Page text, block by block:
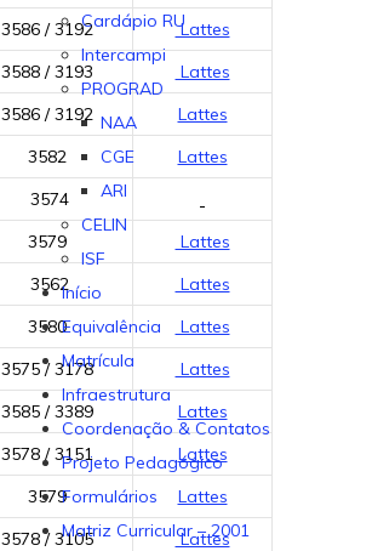
3586 / 3192
Lattes
3588 / 3193
Lattes
3586 / 3192
Lattes
3582
Lattes
3574
3579
Lattes
3562
Lattes
3580
Lattes
3575 / 3178
Lattes
3585 / 3389
Lattes
3578 / 3151
Lattes
3579
Lattes
3578 / 3105
Lattes
Cardápio RU
Intercampi
PROGRAD
NAA
CGE
ARI
CELIN
ISF
Início
Equivalência
Matrícula
Infraestrutura
Coordenação & Contatos
Projeto Pedagógico
Formulários
Matriz Curricular – 2001